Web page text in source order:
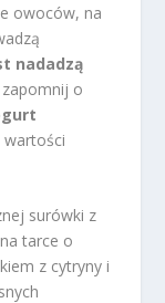
owoców, na
nadadzą
zapomnij o
wartości
surówki z
tarce o
z cytryny i